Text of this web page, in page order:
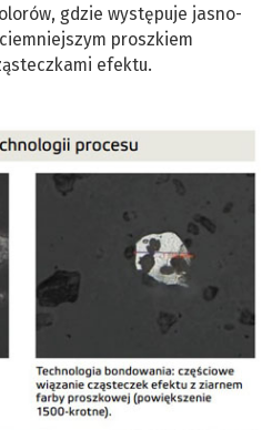
gdzie występuje jasno-
proszkiem
efektu.